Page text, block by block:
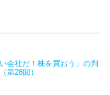
会社だ！株を買おう」の判
第28回）